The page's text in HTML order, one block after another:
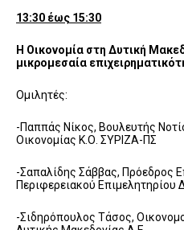
13:30 έως 15:30
Η Οικονομία στη Δυτική
μικρομεσαία
Ομιλητές:
-Παππάς Νίκος, Βουλευτής
Οικονομίας Κ.Ο. ΣΥΡΙΖΑ-ΠΣ
-Σαπαλίδης Σάββας, Πρόεδρος
Περιφερειακού Επιμελητηρίου
-Σιδηρόπουλος Τάσος,